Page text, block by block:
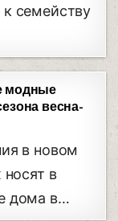
семейству
модные
весна-
в новом
в
дома в…